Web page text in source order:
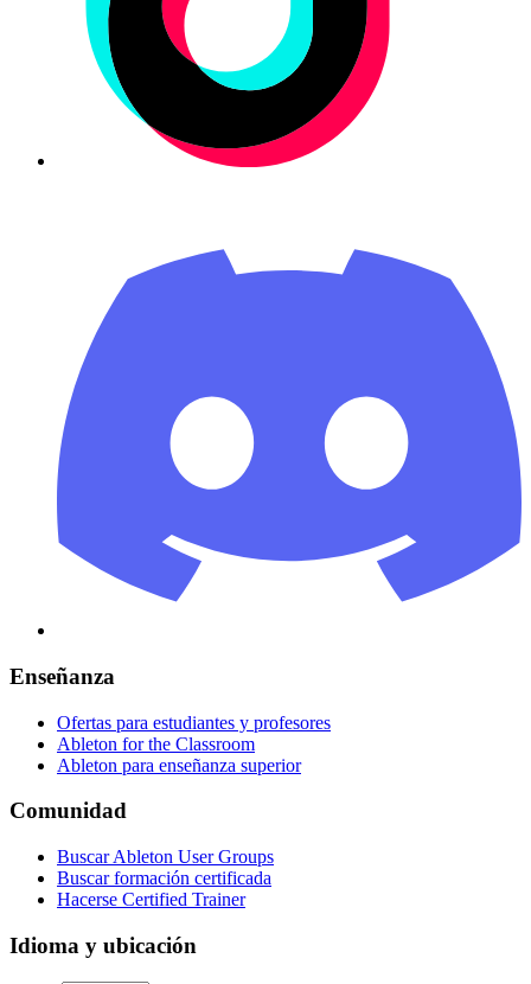
Enseñanza
Ofertas para estudiantes y profesores
Ableton for the Classroom
Ableton para enseñanza superior
Comunidad
Buscar Ableton User Groups
Buscar formación certificada
Hacerse Certified Trainer
Idioma y ubicación